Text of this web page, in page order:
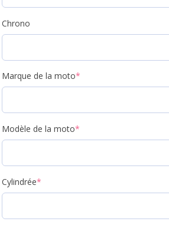
Chrono
Marque de la moto*
Modèle de la moto*
Cylindrée*